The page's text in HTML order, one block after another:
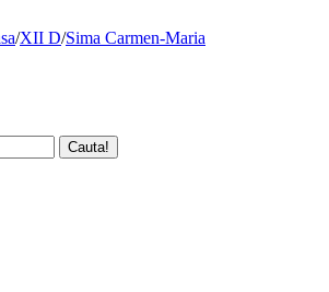
/XII D/Sima Carmen-Maria